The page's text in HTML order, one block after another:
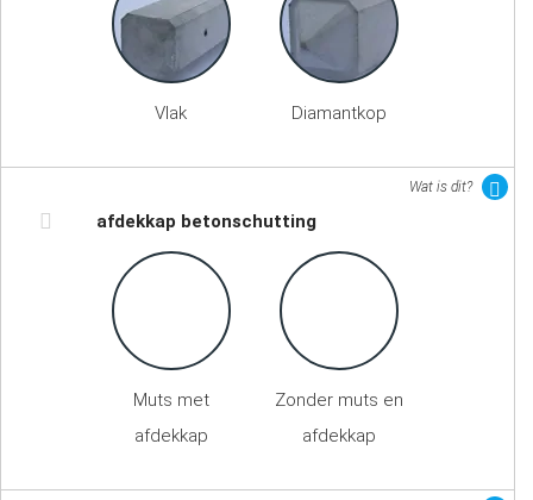
Vlak Diamantkop
Wat is dit?
afdekkap betonschutting
Muts met
afdekkap
Zonder muts en
afdekkap